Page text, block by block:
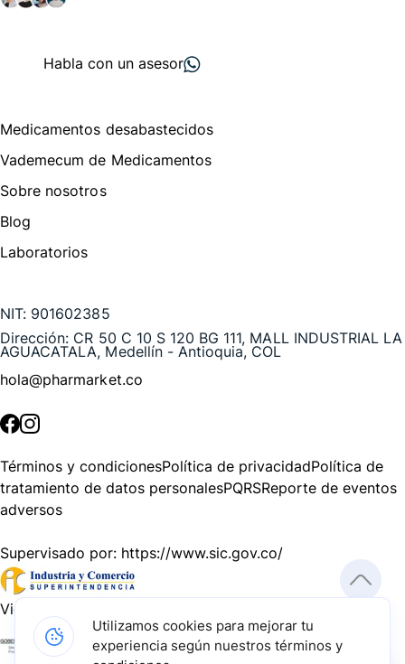
Habla con un asesor
Medicamentos desabastecidos
Vademecum de Medicamentos
Sobre nosotros
Blog
Laboratorios
NIT: 901602385
Dirección: CR 50 C 10 S 120 BG 111, MALL INDUSTRIAL LA
AGUACATALA, Medellín - Antioquia, COL
hola@pharmarket.co
Términos y condicionesPolítica de privacidadPolítica de
tratamiento de datos personalesPQRSReporte de eventos
adversos
Supervisado por: https://www.sic.gov.co/
Vigilado por:
Utilizamos cookies para mejorar tu
experiencia según nuestros términos y